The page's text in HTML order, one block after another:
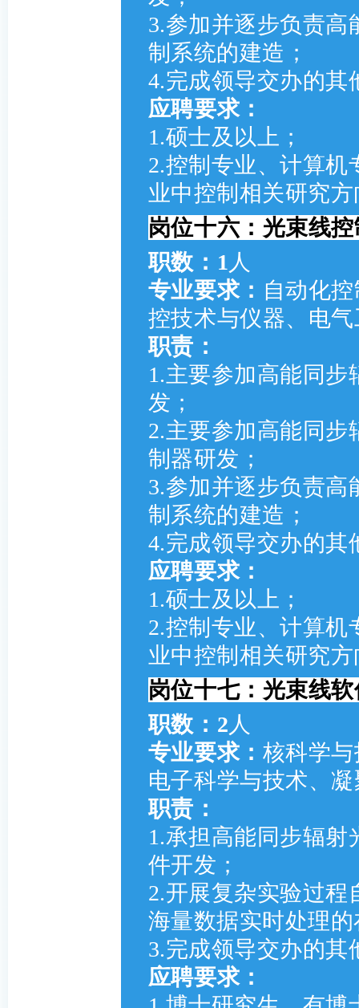
3.参加并逐步负责
制系统的建造；
4.完成领导交办的其
应聘要求：
1.硕士及以上；
2.控制专业、计算
业中控制相关研究
岗位十六：光束线
职数：1 人
专业要求： 自动化
控技术与仪器、电
职责：
1.主要参加高能同
发；
2.主要参加高能同
制器研发；
3.参加并逐步负责
制系统的建造；
4.完成领导交办的其
应聘要求：
1.硕士及以上；
2.控制专业、计算
业中控制相关研究
岗位十七：光束线
职数：2人
专业要求： 核科学
电子科学与技术、
职责：
1.承担高能同步辐
件开发；
2.开展复杂实验过
海量数据实时处理
3.完成领导交办的其
应聘要求：